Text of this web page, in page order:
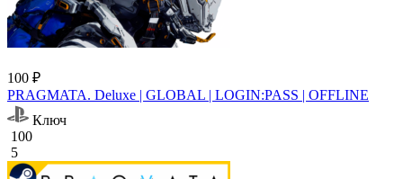
100 ₽
PRAGMATA. Deluxe | GLOBAL | LOGIN:PASS | OFFLINE
Ключ
100
5